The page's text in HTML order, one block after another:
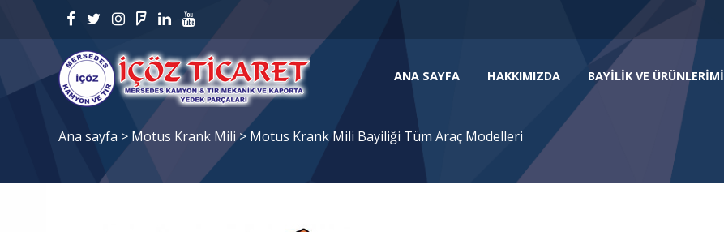
ANA SAYFA HAKKIMIZDA BAYILIK VE
Ana sayfa > Motus Krank Mili> Motus Krank Mili Bayiliği Tüm Araç Modelleri